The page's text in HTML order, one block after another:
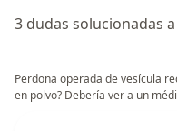
3 dudas solucionadas
Perdona operada de vesícula
en polvo? Debería ver a un